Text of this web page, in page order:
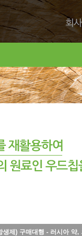
회사
제) 구매대행 - 러시아 약,